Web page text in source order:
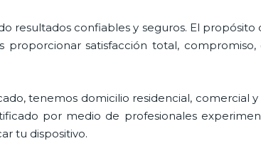
resultados confiables y seguros. El
proporcionar satisfacción total,
tenemos domicilio residencial, comercial y
por medio de profesionales
tu dispositivo.